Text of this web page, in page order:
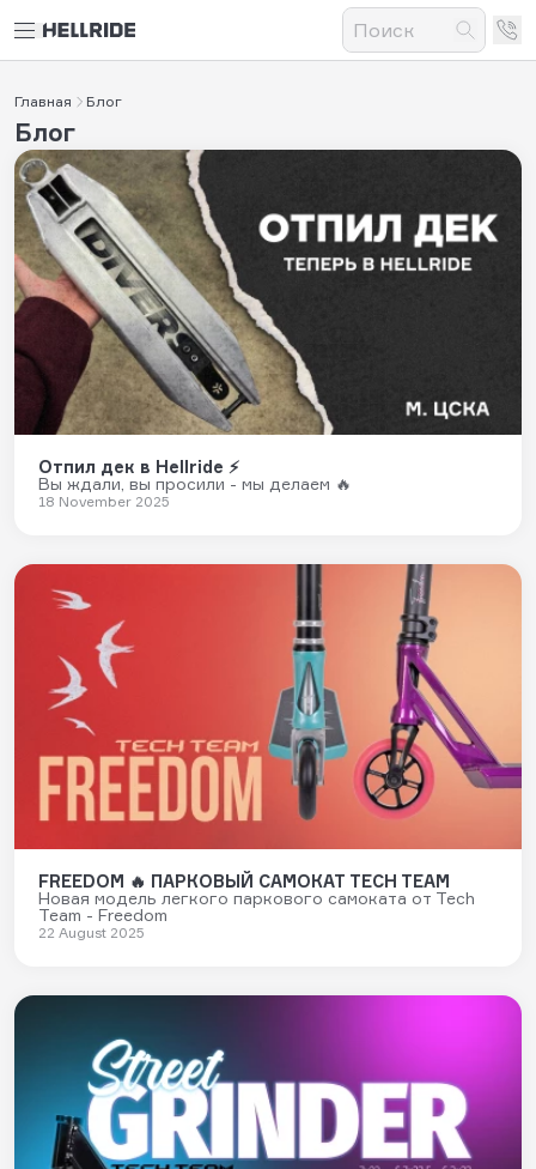
Главная Блог
Блог
Отпил дек в Hellride ⚡️
Вы ждали, вы просили - мы делаем 🔥
18 November 2025
FREEDOM 🔥 ПАРКОВЫЙ САМОКАТ TECH TEAM
Новая модель легкого паркового самоката от Tech
Team - Freedom
22 August 2025